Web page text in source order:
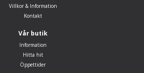
Villkor & Information
Kontakt
Vår butik
Information
Hitta hit
Öppettider